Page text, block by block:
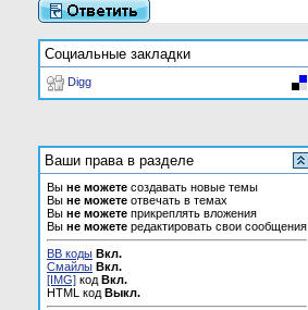
Социальные закладки
Digg
Ваши права в разделе
Вы не можете создавать новые темы
Вы не можете отвечать в темах
Вы не можете прикреплять вложения
Вы не можете редактировать свои сообщения
BB коды Вкл.
Смайлы Вкл.
[IMG] код Вкл.
HTML код Выкл.